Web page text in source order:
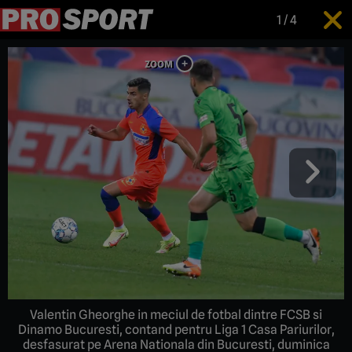
1 /4
Valentin Gheorghe in meciul de fotbal dintre FCSB si
Dinamo Bucuresti, contand pentru Liga 1 Casa Pariurilor,
desfasurat pe Arena Nationala din Bucuresti, duminica